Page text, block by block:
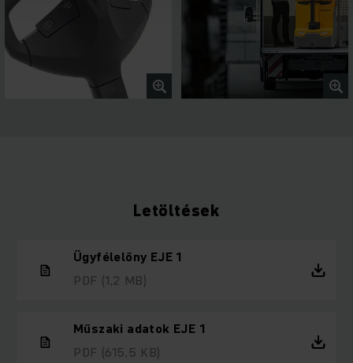
Letöltések
Ügyfélelőny EJE 1
PDF (1,2 MB)
Műszaki adatok EJE 1
PDF (615,5 KB)